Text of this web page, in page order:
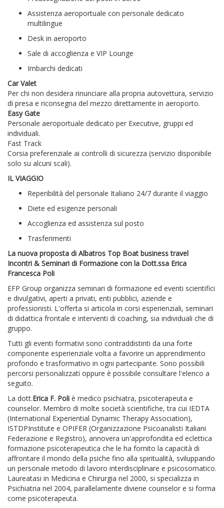
Assistenza aeroportuale con personale dedicato
multilingue
Desk in aeroporto
Sale di accoglienza e VIP Lounge
Imbarchi dedicati
Car Valet
Per chi non desidera rinunciare alla propria autovettura, servizio
di presa e riconsegna del mezzo direttamente in aeroporto.
Easy Gate
Personale aeroportuale dedicato per Executive, gruppi ed
individuali.
Fast Track
Corsia preferenziale ai controlli di sicurezza (servizio disponibile
solo su alcuni scali).
IL VIAGGIO
Reperibilità del personale Italiano 24/7 durante il viaggio
Diete ed esigenze personali
Accoglienza ed assistenza sul posto
Trasferimenti
La nuova proposta di Albatros Top Boat business travel
Incontri & Seminari di Formazione con la Dott.ssa Erica
Francesca Poli
EFP Group organizza seminari di formazione ed eventi scientifici
e divulgativi, aperti a privati, enti pubblici, aziende e
professionisti. L'offerta si articola in corsi esperienziali, seminari
di didattica frontale e interventi di coaching, sia individuali che di
gruppo.
Tutti gli eventi formativi sono contraddistinti da una forte
componente esperienziale volta a favorire un apprendimento
profondo e trasformativo in ogni partecipante. Sono possibili
percorsi personalizzati oppure è possibile consultare l'elenco a
seguito.
La dott.Erica F. Poli è medico psichiatra, psicoterapeuta e
counselor. Membro di molte società scientifiche, tra cui IEDTA
(International Experiential Dynamic Therapy Association),
ISTDPInstitute e OPIFER (Organizzazione Psicoanalisti Italiani
Federazione e Registro), annovera un'approfondita ed eclettica
formazione psicoterapeutica che le ha fornito la capacità di
affrontare il mondo della psiche fino alla spiritualità, sviluppando
un personale metodo di lavoro interdisciplinare e psicosomatico.
Laureatasi in Medicina e Chirurgia nel 2000, si specializza in
Psichiatria nel 2004, parallelamente diviene counselor e si forma
come psicoterapeuta.